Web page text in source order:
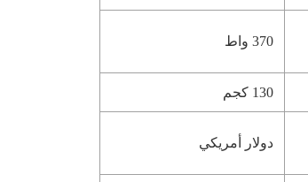
370 واط
130 كجم
دولار أمريكي